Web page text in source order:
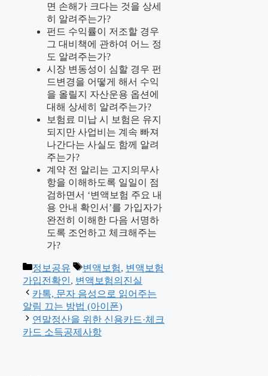
면 손해가 크다는 것을 상세
히 알려주는가?
펀드 수익률이 저조할 경우
그 대비책에 관하여 어느 정
도 알려주는가?
시장 변동성이 심할 경우 펀
드변경을 어떻게 해서 수익
을 올릴지 자산운용 옵션에
대해 상세히 알려주는가?
보험료 미납 시 보험은 유지
되지만 사업비는 계속 빠져
나간다는 사실도 함께 알려
주는가?
계약 전 알리는 고지의무사
항을 이해하도록 일일이 점
검하면서 ‘변액보험 주요 내
용 안내 확인서’를 가입자가
완전히 이해한 다음 서명하
도록 조언하고 체크해주는
가?
카
테
고
리
정보공유
태
그
변액보험, 변액보험
가입전확인, 변액보험의진실
카톡, 문자 음성으로 읽어주는
알림 끄는 방법 (아이폰)
연말정산을 위한 신용카드·체크
카드 소득공제사항